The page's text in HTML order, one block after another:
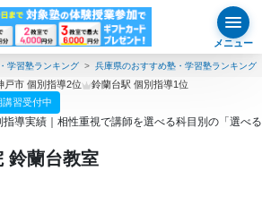
メニュー
学習塾ランキング 兵庫県のおすすめ塾・学習塾ランキング
戸市 個別指導2位
鈴蘭台駅 個別指導1位
講習受付中
導実績｜相性重視で講師を選べる科目別の「選べる
鈴蘭台教室